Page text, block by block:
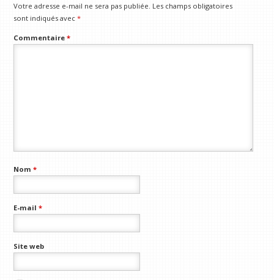
Votre adresse e-mail ne sera pas publiée. Les champs obligatoires
sont indiqués avec*
Commentaire*
Nom*
E-mail*
Site web